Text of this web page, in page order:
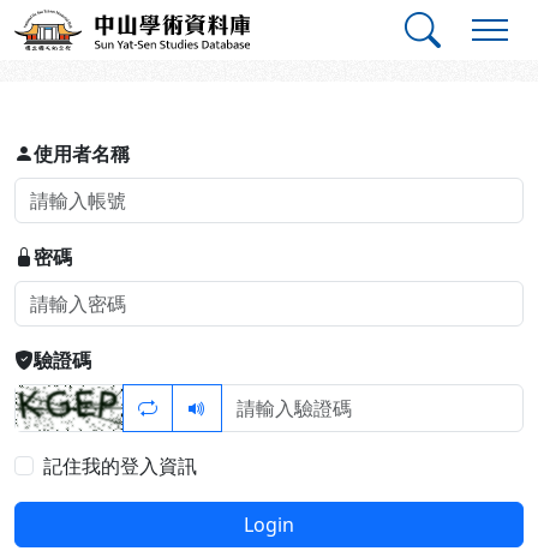
跳到主要內容
中山學術資料庫
登入
使用者名稱
密碼
驗證碼
記住我的登入資訊
Login